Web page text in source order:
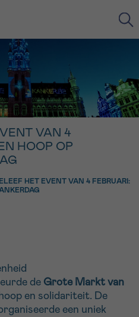
VAN 4
HOOP OP
HET EVENT VAN 4 FEBRUARI:
de Grote Markt van
en solidariteit. De
een uniek
KANKER STA
worden
Gegevens
AFSPRAAK